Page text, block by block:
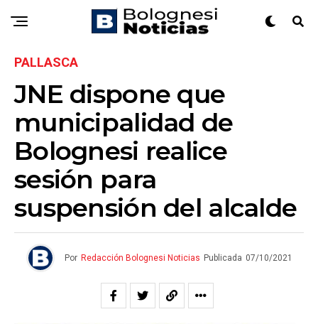
PALLASCA
JNE dispone que
municipalidad de
Bolognesi realice
sesión para
suspensión del alcalde
Por Redacción Bolognesi Noticias Publicada 07/10/2021